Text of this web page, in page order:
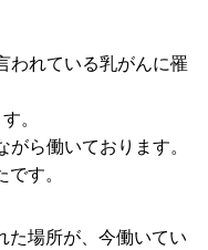
われている乳がんに罹
。
ら働いております。
す。
た場所が、今働いてい